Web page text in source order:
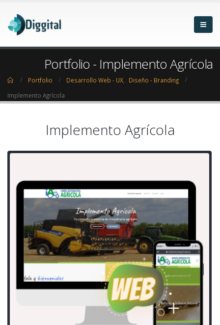
Portfolio - Implemento Agrícola
Home
Portfolio Desarrollo Web - UX
Diseño - Branding
Implemento Agrícola
Implemento Agrícola